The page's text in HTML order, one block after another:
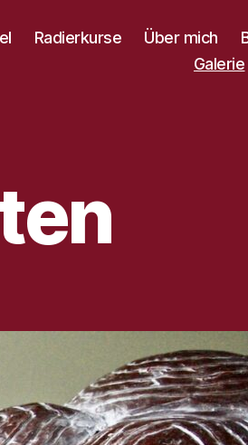
Radierkurse Über mich
Galerie